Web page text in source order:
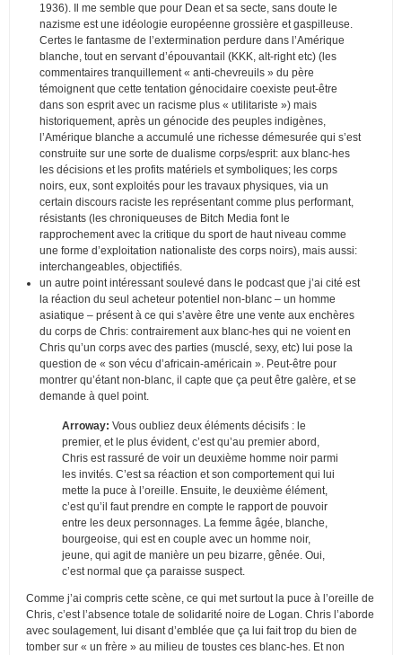
1936). Il me semble que pour Dean et sa secte, sans doute le
nazisme est une idéologie européenne grossière et gaspilleuse.
Certes le fantasme de l’extermination perdure dans l’Amérique
blanche, tout en servant d’épouvantail (KKK, alt-right etc) (les
commentaires tranquillement « anti-chevreuils » du père
témoignent que cette tentation génocidaire coexiste peut-être
dans son esprit avec un racisme plus « utilitariste ») mais
historiquement, après un génocide des peuples indigènes,
l’Amérique blanche a accumulé une richesse démesurée qui s’est
construite sur une sorte de dualisme corps/esprit: aux blanc-hes
les décisions et les profits matériels et symboliques; les corps
noirs, eux, sont exploités pour les travaux physiques, via un
certain discours raciste les représentant comme plus performant,
résistants (les chroniqueuses de Bitch Media font le
rapprochement avec la critique du sport de haut niveau comme
une forme d’exploitation nationaliste des corps noirs), mais aussi:
interchangeables, objectifiés.
un autre point intéressant soulevé dans le podcast que j’ai cité est
la réaction du seul acheteur potentiel non-blanc – un homme
asiatique – présent à ce qui s’avère être une vente aux enchères
du corps de Chris: contrairement aux blanc-hes qui ne voient en
Chris qu’un corps avec des parties (musclé, sexy, etc) lui pose la
question de « son vécu d’africain-américain ». Peut-être pour
montrer qu’étant non-blanc, il capte que ça peut être galère, et se
demande à quel point.
Arroway: Vous oubliez deux éléments décisifs : le
premier, et le plus évident, c’est qu’au premier abord,
Chris est rassuré de voir un deuxième homme noir parmi
les invités. C’est sa réaction et son comportement qui lui
mette la puce à l’oreille. Ensuite, le deuxième élément,
c’est qu’il faut prendre en compte le rapport de pouvoir
entre les deux personnages. La femme âgée, blanche,
bourgeoise, qui est en couple avec un homme noir,
jeune, qui agit de manière un peu bizarre, gênée. Oui,
c’est normal que ça paraisse suspect.
Comme j’ai compris cette scène, ce qui met surtout la puce à l’oreille de
Chris, c’est l’absence totale de solidarité noire de Logan. Chris l’aborde
avec soulagement, lui disant d’emblée que ça lui fait trop du bien de
tomber sur « un frère » au milieu de toustes ces blanc-hes. Et non